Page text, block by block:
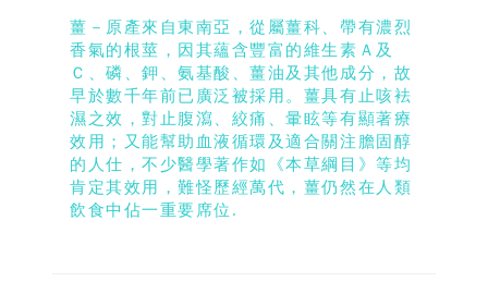
薑－原產來自東南亞，從屬薑科、帶有濃烈
香氣的根莖，因其蘊含豐富的維生素Ａ及
Ｃ、磷、鉀、氨基酸、薑油及其他成分，故
早於數千年前已廣泛被採用。薑具有止咳袪
濕之效，對止腹瀉、絞痛、暈眩等有顯著療
效用；又能幫助血液循環及適合關注膽固醇
的人仕，不少醫學著作如《本草綱目》等均
肯定其效用，難怪歷經萬代，薑仍然在人類
飲食中佔一重要席位.